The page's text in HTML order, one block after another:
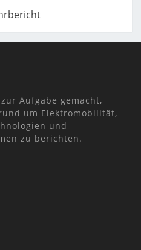
Aufgabe gemacht,
um Elektromobilität,
und
zu berichten.